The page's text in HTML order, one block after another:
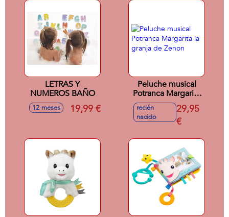
LETRAS Y
NUMEROS BAÑO
12 meses 19,99 €
Peluche musical
Potranca Margarita
la granja de Zenon
recién
nacido
29,95
€